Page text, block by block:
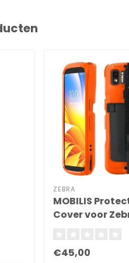
ZEBRA
MOBILIS
Cover voor
€45,00